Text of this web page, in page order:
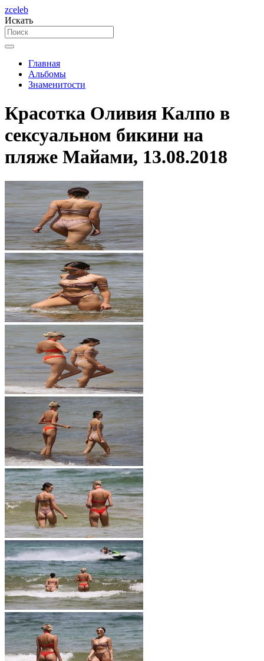
zceleb
Искать
Главная
Альбомы
Знаменитости
Красотка Оливия Калпо в
сексуальном бикини на
пляже Майами, 13.08.2018